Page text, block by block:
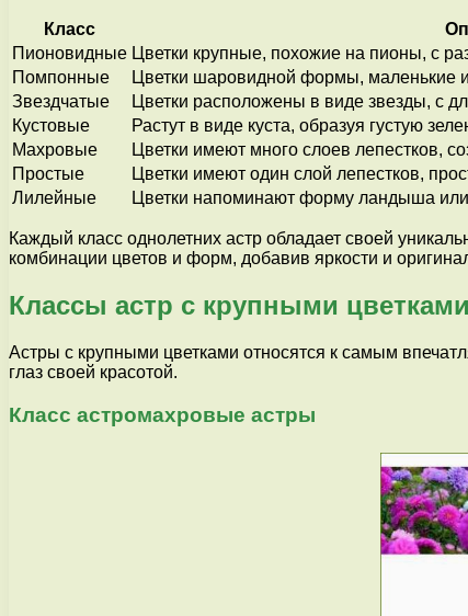
Класс
Пионовидные Цветки крупные, похожие на пионы, с
Помпонные
Цветки шаровидной формы,
Звездчатые
Цветки расположены в виде звезды, с
Кустовые
Растут в виде куста, образуя густую
Махровые
Цветки имеют много слоев лепестков,
Простые
Цветки имеют один слой лепестков,
Лилейные
Цветки напоминают форму ландыша
Каждый класс однолетних астр обладает своей
комбинации цветов и форм, добавив яркости и
Классы астр с крупными цветками
Астры с крупными цветками относятся к самым
глаз своей красотой.
Класс астромахровые астры